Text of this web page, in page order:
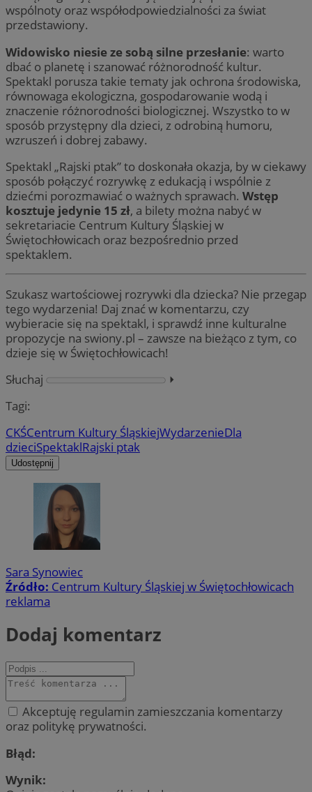
wspólnoty oraz współodpowiedzialności za świat
przedstawiony.
Widowisko niesie ze sobą silne przesłanie: warto
dbać o planetę i szanować różnorodność kultur.
Spektakl porusza takie tematy jak ochrona środowiska,
równowaga ekologiczna, gospodarowanie wodą i
znaczenie różnorodności biologicznej. Wszystko to w
sposób przystępny dla dzieci, z odrobiną humoru,
wzruszeń i dobrej zabawy.
Spektakl „Rajski ptak” to doskonała okazja, by w ciekawy
sposób połączyć rozrywkę z edukacją i wspólnie z
dziećmi porozmawiać o ważnych sprawach. Wstęp
kosztuje jedynie 15 zł, a bilety można nabyć w
sekretariacie Centrum Kultury Śląskiej w
Świętochłowicach oraz bezpośrednio przed
spektaklem.
Szukasz wartościowej rozrywki dla dziecka? Nie przegap
tego wydarzenia! Daj znać w komentarzu, czy
wybieracie się na spektakl, i sprawdź inne kulturalne
propozycje na swiony.pl – zawsze na bieżąco z tym, co
dzieje się w Świętochłowicach!
Słuchaj
⏵︎
Tagi:
CKŚCentrum Kultury ŚląskiejWydarzenieDla
dzieciSpektaklRajski ptak
Udostępnij
Sara Synowiec
Źródło: Centrum Kultury Śląskiej w Świętochłowicach
reklama
Dodaj komentarz
Akceptuję regulamin zamieszczania komentarzy
oraz politykę prywatności.
Błąd:
Wynik: